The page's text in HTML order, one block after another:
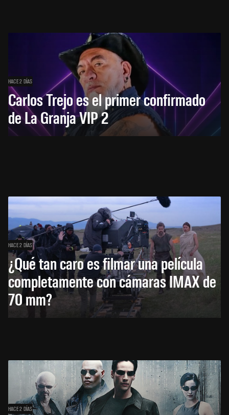
HACE 2 DÍAS
Carlos Trejo es el primer confirmado
de La Granja VIP 2
HACE 2 DÍAS
¿Qué tan caro es filmar una película
completamente con cámaras IMAX de
70 mm?
HACE 2 DÍAS